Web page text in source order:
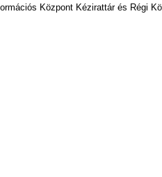
Központ Kézirattár és Régi